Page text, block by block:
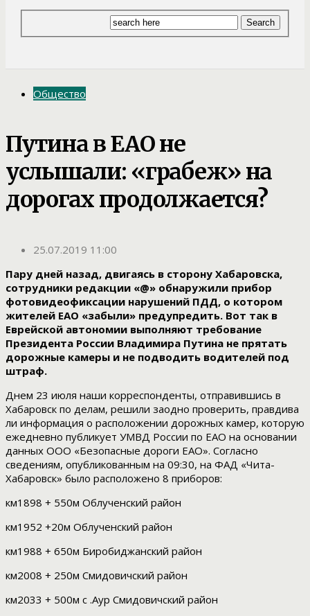
Общество
Путина в ЕАО не
услышали: «грабеж» на
дорогах продолжается?
25.07.2019 11:00
Пару дней назад, двигаясь в сторону Хабаровска,
сотрудники редакции «@» обнаружили прибор
фотовидеофиксации нарушений ПДД, о котором
жителей ЕАО «забыли» предупредить. Вот так в
Еврейской автономии выполняют требование
Президента России Владимира Путина не прятать
дорожные камеры и не подводить водителей под
штраф.
Днем 23 июля наши корреспонденты, отправившись в
Хабаровск по делам, решили заодно проверить, правдива
ли информация о расположении дорожных камер, которую
ежедневно публикует УМВД России по ЕАО на основании
данных ООО «Безопасные дороги ЕАО». Согласно
сведениям, опубликованным на 09:30, на ФАД «Чита-
Хабаровск» было расположено 8 приборов:
км1898 + 550м Облученский район
км1952 +20м Облученский район
км1988 + 650м Биробиджанский район
км2008 + 250м Смидовичский район
км2033 + 500м с .Аур Смидовичский район